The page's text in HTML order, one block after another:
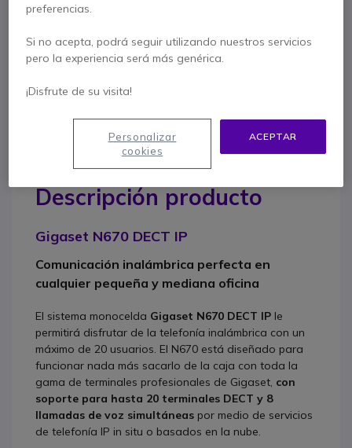
Folleto de seguridad
Contacte a nuestros expertos -
900 80 26 26
Descripción producto
Gigaset N670 DECT IP
Comunicación inalámbrica perfecta en
cualquier pequeña y mediana oficina
El sistema monocelda Gigaset N670 DECT IP le
permitirá disfrutar de la telefonía inalámbrica con un
máximo de 20 usuarios. El N670 está diseñado para
funcionar nada más sacarlo de la caja con toda la
gama de terminales profesionales de Gigaset, con
soporte para hasta 20 terminales DECT y 8
llamadas de voz simultáneas por medio de servicios
de telefonía IP in situ o basados en la nube.
preferencias.
Si no acepta, podrá seguir utilizando nuestros servicios
pero la experiencia será más genérica.
¡Disfrute de su visita!
ACEPTAR
Personalizar
cookies